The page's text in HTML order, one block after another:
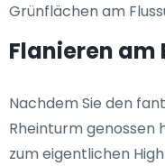
Grünflächen am
Flanieren am
Nachdem Sie den
Rheinturm genossen
zum eigentlichen